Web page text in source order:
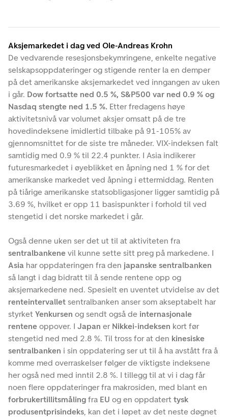
Aksjemarkedet i dag ved Ole-Andreas Krohn
De vedvarende resesjonsbekymringene, enkelte negative
selskapsoppdateringer og stigende renter la en demper
på det amerikanske aksjemarkedet ved inngangen av uken
i går. Dow fortsatte ned 0.5 %, S&P500 var ned 0.9 % og
Nasdaq stengte ned 1.5 %. Etter fredagens høye
aktivitetsnivå var volumet aksjer omsatt på de tre
hovedindeksene imidlertid tilbake på 91-105% av
gjennomsnittet for de siste tre måneder. VIX-indeksen falt
samtidig med 0.9 % til 22.4 punkter. I Asia indikerer
futuresmarkedet i øyeblikket en åpning ned 1 % for det
amerikanske markedet ved åpning i ettermiddag. Renten
på tiårige amerikanske statsobligasjoner ligger samtidig på
3.69 %, hvilket er opp 11 basispunkter i forhold til ved
stengetid i det norske markedet i går.
Også denne uken ser det ut til at aktiviteten fra
sentralbankene vil kunne sette sitt preg på markedene. I
Asia har oppdateringen fra den japanske sentralbanken
så langt i dag bidratt til å sende rentene opp og
aksjemarkedene ned. Spesielt en uventet utvidelse av det
renteintervallet sentralbanken anser som akseptabelt har
styrket Yenkursen og sendt også de internasjonale
rentene oppover. I Japan er Nikkei-indeksen kort før
stengetid ned med 2.8 %. Til tross for at den kinesiske
sentralbanken i sin oppdatering ser ut til å ha avstått fra å
komme med overraskelser følger de viktigste indeksene
her også ned med inntil 2.8 %. I tillegg til at vi i dag får
noen flere oppdateringer fra makrosiden, med blant en
forbrukertillitsmåling fra EU og en oppdatert tysk
produsentprisindeks , kan det i løpet av det neste døgnet